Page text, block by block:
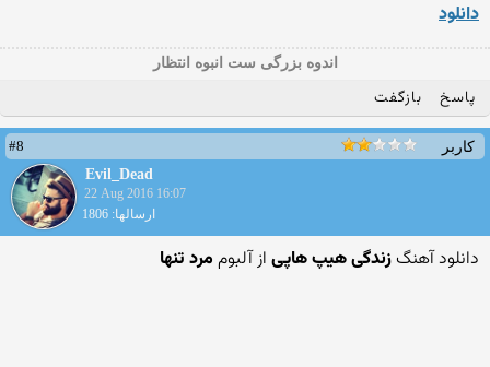
دانلود
اندوه بزرگی ست انبوه انتظار
پاسخ بازگفت
کاربر
#8
Evil_Dead
22 Aug 2016 16:07
ارسالها: 1806
دانلود آهنگزندگی هیپ هاپی از آلبوم مرد تنها